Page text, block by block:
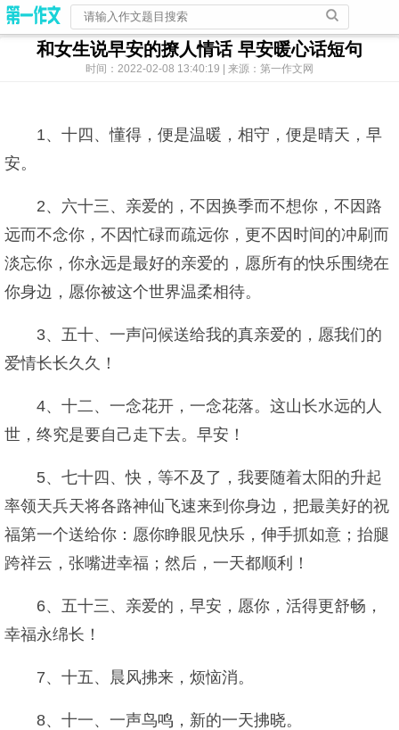
和女生说早安的撩人情话 早安暖心话短句
时间：2022-02-08 13:40:19 | 来源：第一作文网
1、十四、懂得，便是温暖，相守，便是晴天，早
安。
2、六十三、亲爱的，不因换季而不想你，不因路
远而不念你，不因忙碌而疏远你，更不因时间的冲刷而
淡忘你，你永远是最好的亲爱的，愿所有的快乐围绕在
你身边，愿你被这个世界温柔相待。
3、五十、一声问候送给我的真亲爱的，愿我们的
爱情长长久久！
4、十二、一念花开，一念花落。这山长水远的人
世，终究是要自己走下去。早安！
5、七十四、快，等不及了，我要随着太阳的升起
率领天兵天将各路神仙飞速来到你身边，把最美好的祝
福第一个送给你：愿你睁眼见快乐，伸手抓如意；抬腿
跨祥云，张嘴进幸福；然后，一天都顺利！
6、五十三、亲爱的，早安，愿你，活得更舒畅，
幸福永绵长！
7、十五、晨风拂来，烦恼消。
8、十一、一声鸟鸣，新的一天拂晓。